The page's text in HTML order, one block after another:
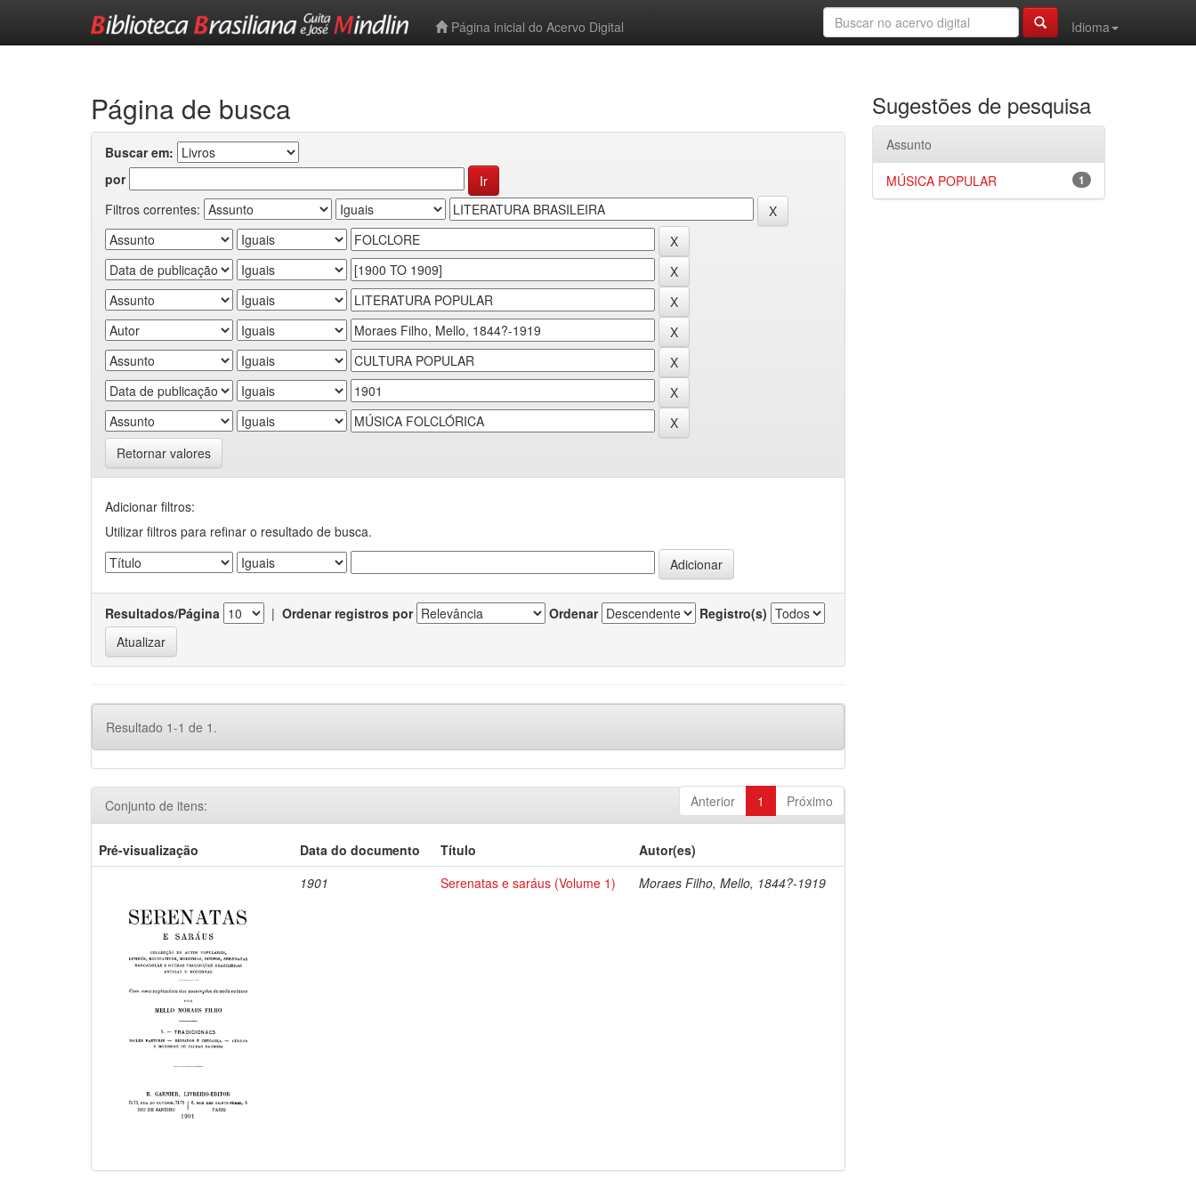
Página inicial do Acervo Digital
Idioma
Página de busca
Buscar em:
por
Filtros correntes:
Retornar valores
Adicionar filtros:
Utilizar filtros para refinar o resultado de busca.
Resultados/Página | Ordenar registros por Ordenar Registro(s)
Resultado 1-1 de 1.
Anterior 1 Próximo
Conjunto de itens:
Pré-visualização Data do documento Título
Autor(es)
1901
Serenatas e saráus (Volume 1) Moraes Filho, Mello, 1844?-1919
Sugestões de pesquisa
Assunto
1
MÚSICA POPULAR